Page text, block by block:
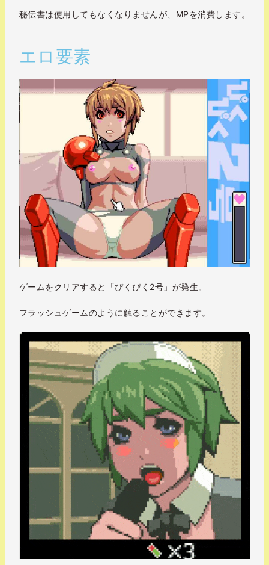
秘伝書は使用してもなくなりませんが、MPを消費します。
エロ要素
ゲームをクリアすると「ぴくぴく2号」が発生。
フラッシュゲームのように触ることができます。